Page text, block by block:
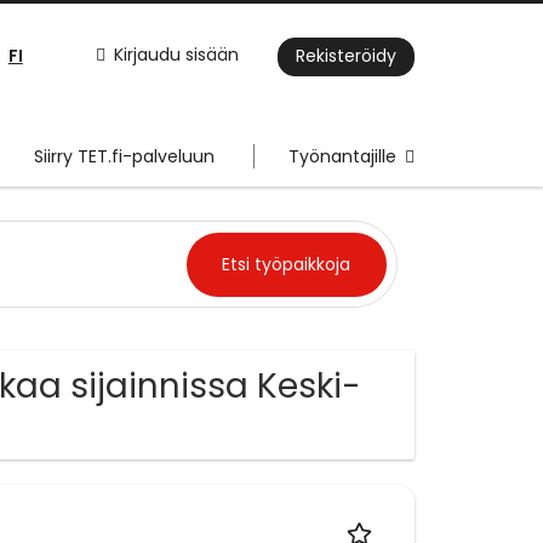
Kirjaudu sisään Rekisteröidy
FI
Siirry TET.fi-palveluun Työnantajille
sijainnissa Keski-